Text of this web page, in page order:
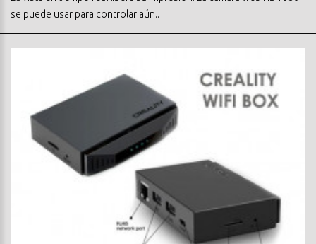
se puede usar para controlar aún..